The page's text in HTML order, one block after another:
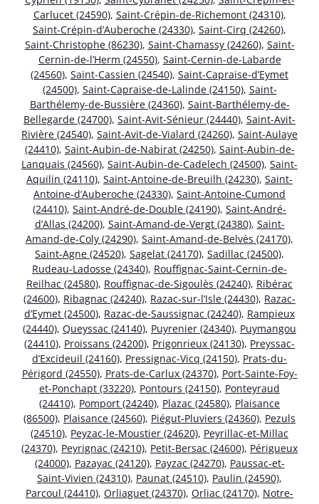
Carlucet (24590), Saint-Crépin-de-Richemont (24310),
Saint-Crépin-d’Auberoche (24330), Saint-Cirq (24260),
Saint-Christophe (86230), Saint-Chamassy (24260), Saint-
Cernin-de-l’Herm (24550), Saint-Cernin-de-Labarde
(24560), Saint-Cassien (24540), Saint-Capraise-d’Eymet
(24500), Saint-Capraise-de-Lalinde (24150), Saint-
Barthélemy-de-Bussière (24360), Saint-Barthélemy-de-
Bellegarde (24700), Saint-Avit-Sénieur (24440), Saint-Avit-
Rivière (24540), Saint-Avit-de-Vialard (24260), Saint-Aulaye
(24410), Saint-Aubin-de-Nabirat (24250), Saint-Aubin-de-
Lanquais (24560), Saint-Aubin-de-Cadelech (24500), Saint-
Aquilin (24110), Saint-Antoine-de-Breuilh (24230), Saint-
Antoine-d’Auberoche (24330), Saint-Antoine-Cumond
(24410), Saint-André-de-Double (24190), Saint-André-
d’Allas (24200), Saint-Amand-de-Vergt (24380), Saint-
Amand-de-Coly (24290), Saint-Amand-de-Belvès (24170),
Saint-Agne (24520), Sagelat (24170), Sadillac (24500),
Rudeau-Ladosse (24340), Rouffignac-Saint-Cernin-de-
Reilhac (24580), Rouffignac-de-Sigoulès (24240), Ribérac
(24600), Ribagnac (24240), Razac-sur-l’Isle (24430), Razac-
d’Eymet (24500), Razac-de-Saussignac (24240), Rampieux
(24440), Queyssac (24140), Puyrenier (24340), Puymangou
(24410), Proissans (24200), Prigonrieux (24130), Preyssac-
d’Excideuil (24160), Pressignac-Vicq (24150), Prats-du-
Périgord (24550), Prats-de-Carlux (24370), Port-Sainte-Foy-
et-Ponchapt (33220), Pontours (24150), Ponteyraud
(24410), Pomport (24240), Plazac (24580), Plaisance
(86500), Plaisance (24560), Piégut-Pluviers (24360), Pezuls
(24510), Peyzac-le-Moustier (24620), Peyrillac-et-Millac
(24370), Peyrignac (24210), Petit-Bersac (24600), Périgueux
(24000), Pazayac (24120), Payzac (24270), Paussac-et-
Saint-Vivien (24310), Paunat (24510), Paulin (24590),
Parcoul (24410), Orliaguet (24370), Orliac (24170), Notre-